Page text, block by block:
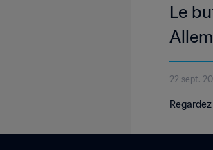
Le
22 sept.